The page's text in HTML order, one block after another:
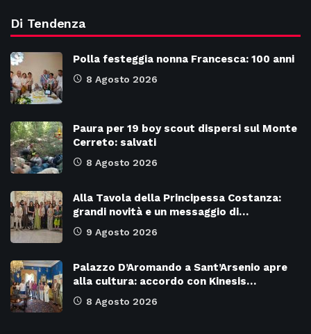
Di Tendenza
Polla festeggia nonna Francesca: 100 anni
8 Agosto 2026
Paura per 19 boy scout dispersi sul Monte
Cerreto: salvati
8 Agosto 2026
Alla Tavola della Principessa Costanza:
grandi novità e un messaggio di…
9 Agosto 2026
Palazzo D’Aromando a Sant’Arsenio apre
alla cultura: accordo con Kinesis…
8 Agosto 2026